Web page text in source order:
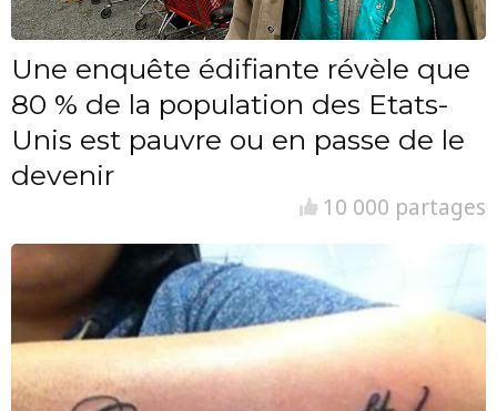
Une enquête édifiante révèle que
80 % de la population des Etats-
Unis est pauvre ou en passe de le
devenir
10 000 partages